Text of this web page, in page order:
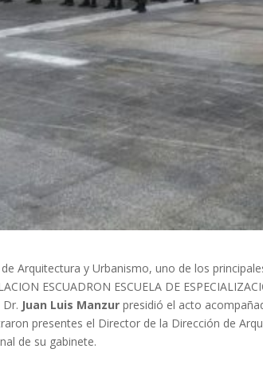
Arquitectura y Urbanismo, uno de los
ESCUADRON ESCUELA DE
Dr. Juan Luis Manzur presidió el acto
presentes el Director de la Dirección de
de su gabinete.